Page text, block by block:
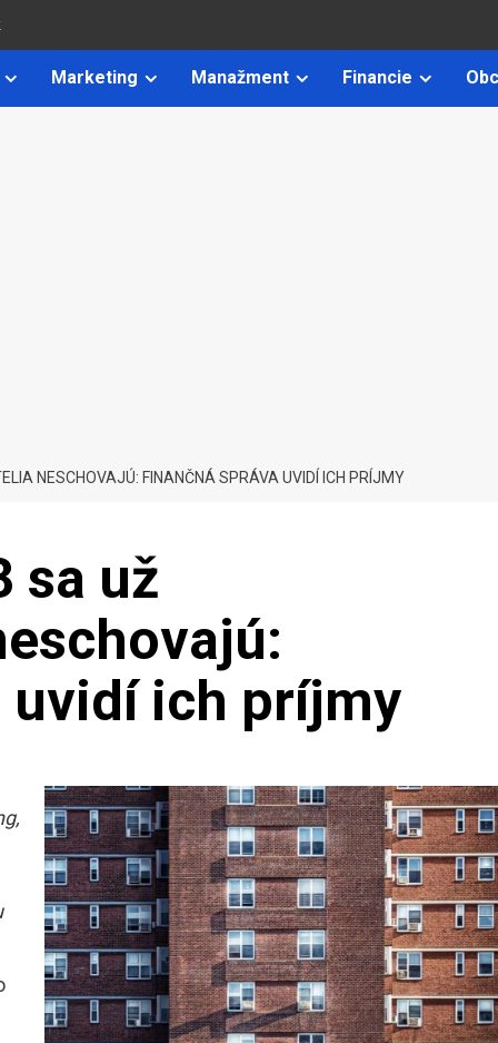
Marketing Manažment Financie
NESCHOVAJÚ: FINANČNÁ SPRÁVA UVIDÍ ICH PRÍJMY
sa už
uvidí ich príjmy